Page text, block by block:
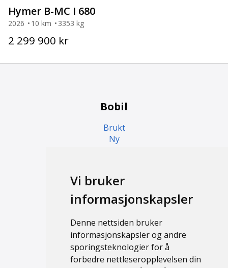
Vi bruker
informasjonskapsler
Denne nettsiden bruker
informasjonskapsler og andre
sporingsteknologier for å
forbedre nettleseropplevelsen din
Hymer B-MC I 680
2026 10 km 3353 kg
2 299 900 kr
Bobil
Brukt
Ny
Brukt
Ny
Support
Kontakt
Personvernerklæring